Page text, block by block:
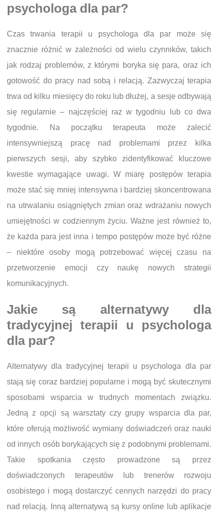
psychologa dla par?
Czas trwania terapii u psychologa dla par może się
znacznie różnić w zależności od wielu czynników, takich
jak rodzaj problemów, z którymi boryka się para, oraz ich
gotowość do pracy nad sobą i relacją. Zazwyczaj terapia
trwa od kilku miesięcy do roku lub dłużej, a sesje odbywają
się regularnie – najczęściej raz w tygodniu lub co dwa
tygodnie. Na początku terapeuta może zalecić
intensywniejszą pracę nad problemami przez kilka
pierwszych sesji, aby szybko zidentyfikować kluczowe
kwestie wymagające uwagi. W miarę postępów terapia
może stać się mniej intensywna i bardziej skoncentrowana
na utrwalaniu osiągniętych zmian oraz wdrażaniu nowych
umiejętności w codziennym życiu. Ważne jest również to,
że każda para jest inna i tempo postępów może być różne
– niektóre osoby mogą potrzebować więcej czasu na
przetworzenie emocji czy naukę nowych strategii
komunikacyjnych.
Jakie są alternatywy dla
tradycyjnej terapii u psychologa
dla par?
Alternatywy dla tradycyjnej terapii u psychologa dla par
stają się coraz bardziej popularne i mogą być skutecznymi
sposobami wsparcia w trudnych momentach związku.
Jedną z opcji są warsztaty czy grupy wsparcia dla par,
które oferują możliwość wymiany doświadczeń oraz nauki
od innych osób borykających się z podobnymi problemami.
Takie spotkania często prowadzone są przez
doświadczonych terapeutów lub trenerów rozwoju
osobistego i mogą dostarczyć cennych narzędzi do pracy
nad relacją. Inną alternatywą są kursy online lub aplikacje